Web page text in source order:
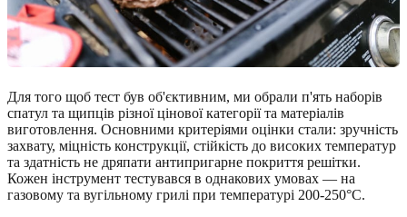
Для того щоб тест був об'єктивним, ми обрали п'ять наборів
спатул та щипців різної цінової категорії та матеріалів
виготовлення. Основними критеріями оцінки стали: зручність
захвату, міцність конструкції, стійкість до високих температур
та здатність не дряпати антипригарне покриття решітки.
Кожен інструмент тестувався в однакових умовах — на
газовому та вугільному грилі при температурі 200-250°C.